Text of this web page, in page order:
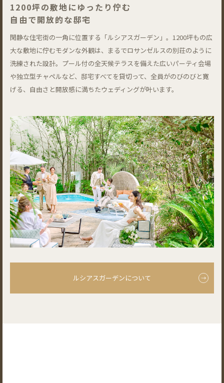
1200坪の敷地にゆったり佇む
自由で開放的な邸宅
閑静な住宅街の一角に位置する「ルシアスガーデン」。1200坪もの広
大な敷地に佇むモダンな外観は、まるでロサンゼルスの別荘のように
洗練された設計。プール付の全天候テラスを備えた広いパーティ会場
や独立型チャペルなど、邸宅すべてを貸切って、全員がのびのびと寛
げる、自由さと開放感に満ちたウェディングが叶います。
ルシアスガーデンについて